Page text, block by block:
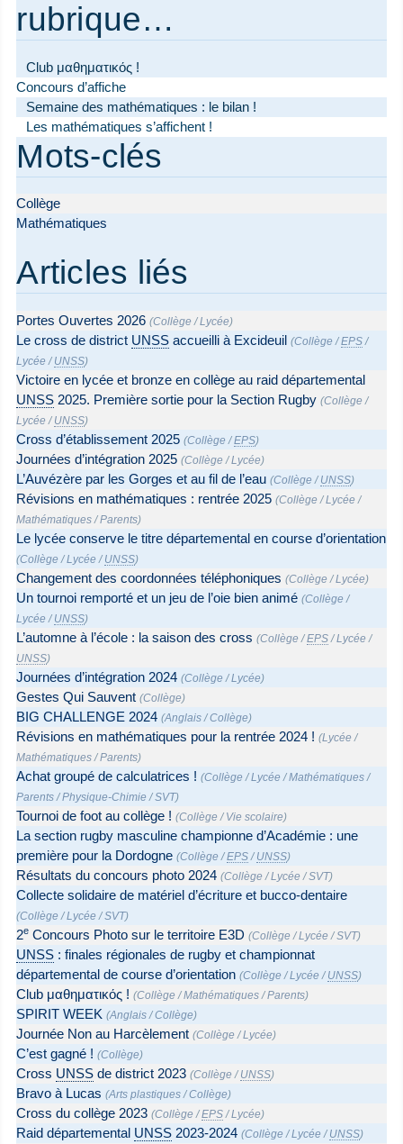
rubrique…
Club μαθηματικός !
Concours d’affiche
Semaine des mathématiques : le bilan !
Les mathématiques s’affichent !
Mots-clés
Collège
Mathématiques
Articles liés
Portes Ouvertes 2026 (Collège /Lycée)
Le cross de district UNSS accueilli à Excideuil (Collège /EPS /
Lycée / UNSS)
Victoire en lycée et bronze en collège au raid départemental
UNSS 2025. Première sortie pour la Section Rugby (Collège /
Lycée / UNSS)
Cross d’établissement 2025 (Collège /EPS)
Journées d’intégration 2025 (Collège /Lycée)
L’Auvézère par les Gorges et au fil de l’eau (Collège / UNSS)
Révisions en mathématiques : rentrée 2025 (Collège /Lycée /
Mathématiques /Parents)
Le lycée conserve le titre départemental en course d’orientation
(Collège /Lycée / UNSS)
Changement des coordonnées téléphoniques (Collège /Lycée)
Un tournoi remporté et un jeu de l’oie bien animé (Collège /
Lycée / UNSS)
L’automne à l’école : la saison des cross (Collège /EPS /Lycée /
UNSS)
Journées d’intégration 2024 (Collège /Lycée)
Gestes Qui Sauvent (Collège)
BIG CHALLENGE 2024 (Anglais /Collège)
Révisions en mathématiques pour la rentrée 2024 ! (Lycée /
Mathématiques /Parents)
Achat groupé de calculatrices ! (Collège /Lycée /Mathématiques /
Parents /Physique-Chimie /SVT)
Tournoi de foot au collège ! (Collège / Vie scolaire)
La section rugby masculine championne d’Académie : une
première pour la Dordogne (Collège /EPS / UNSS)
Résultats du concours photo 2024 (Collège /Lycée /SVT)
Collecte solidaire de matériel d’écriture et bucco-dentaire
(Collège /Lycée /SVT)
2e Concours Photo sur le territoire E3D (Collège /Lycée /SVT)
UNSS : finales régionales de rugby et championnat
départemental de course d’orientation (Collège /Lycée / UNSS)
Club μαθηματικός ! (Collège /Mathématiques /Parents)
SPIRIT WEEK (Anglais /Collège)
Journée Non au Harcèlement (Collège /Lycée)
C’est gagné ! (Collège)
Cross UNSS de district 2023 (Collège / UNSS)
Bravo à Lucas (Arts plastiques /Collège)
Cross du collège 2023 (Collège /EPS /Lycée)
Raid départemental UNSS 2023-2024 (Collège /Lycée / UNSS)